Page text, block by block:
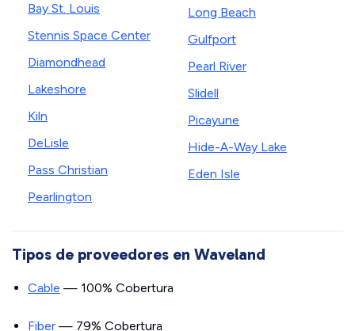
Bay St. Louis
Stennis Space Center
Diamondhead
Lakeshore
Kiln
DeLisle
Pass Christian
Pearlington
Long Beach
Gulfport
Pearl River
Slidell
Picayune
Hide-A-Way Lake
Eden Isle
Tipos de proveedores en Waveland
Cable — 100% Cobertura
Fiber — 79% Cobertura